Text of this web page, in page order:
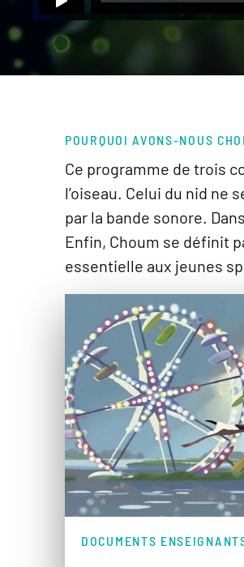
POURQUOI AVONS-NOUS
Ce programme de trois
l’oiseau. Celui du nid ne
par la bande sonore.
Enfin, Choum se définit
essentielle aux jeunes
DOCUMENTS